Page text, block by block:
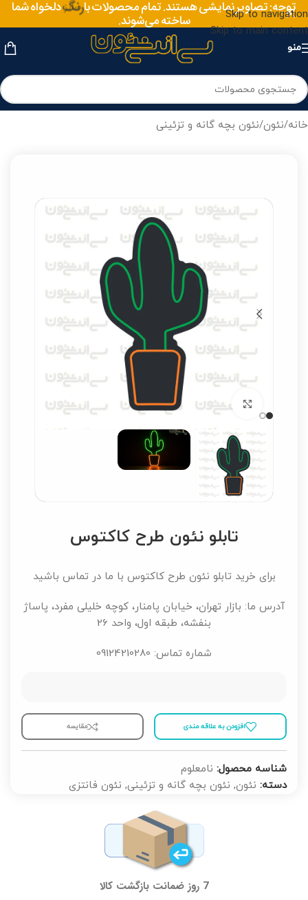
Skip to navigation
Skip to main content
توجه: تصاویر نمایشی هستند. تمام محصولات بارنگدلخواه شما
ساخته می‌شوند.
منو
خانه/نئون/نئون بچه گانه و تزئینی
برای بزرگنمایی کلیک کنید
تابلو نئون طرح کاکتوس
برای خرید تابلو نئون طرح کاکتوس با ما در تماس باشید
آدرس ما: بازار تهران، خیابان پامنار، کوچه خلیلی مفرد، پاساژ
بنفشه، طبقه اول، واحد 26
شماره تماس: 09124210280
افزودن به علاقه مندی مقايسه
شناسه محصول: نامعلوم
دسته: نئون, نئون بچه گانه و تزئینی, نئون فانتزی
7 روز ضمانت بازگشت کالا